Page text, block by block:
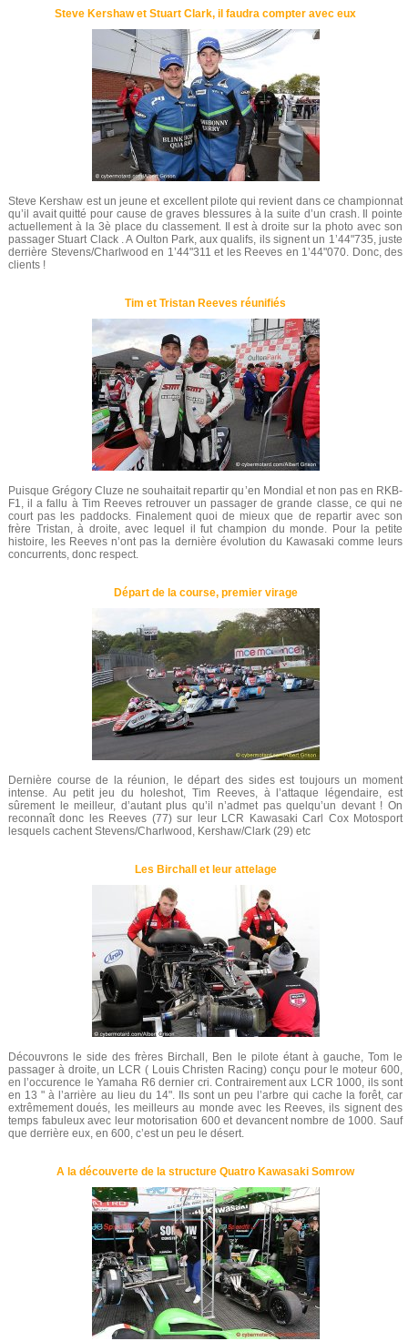
Steve Kershaw et Stuart Clark, il faudra compter avec eux
Steve Kershaw est un jeune et excellent pilote qui revient dans ce championnat
qu’il avait quitté pour cause de graves blessures à la suite d’un crash. Il pointe
actuellement à la 3è place du classement. Il est à droite sur la photo avec son
passager Stuart Clack . A Oulton Park, aux qualifs, ils signent un 1’44"735, juste
derrière Stevens/Charlwood en 1’44"311 et les Reeves en 1’44"070. Donc, des
clients !
Tim et Tristan Reeves réunifiés
Puisque Grégory Cluze ne souhaitait repartir qu’en Mondial et non pas en RKB-
F1, il a fallu à Tim Reeves retrouver un passager de grande classe, ce qui ne
court pas les paddocks. Finalement quoi de mieux que de repartir avec son
frère Tristan, à droite, avec lequel il fut champion du monde. Pour la petite
histoire, les Reeves n’ont pas la dernière évolution du Kawasaki comme leurs
concurrents, donc respect.
Départ de la course, premier virage
Dernière course de la réunion, le départ des sides est toujours un moment
intense. Au petit jeu du holeshot, Tim Reeves, à l’attaque légendaire, est
sûrement le meilleur, d’autant plus qu’il n’admet pas quelqu’un devant ! On
reconnaît donc les Reeves (77) sur leur LCR Kawasaki Carl Cox Motosport
lesquels cachent Stevens/Charlwood, Kershaw/Clark (29) etc
Les Birchall et leur attelage
Découvrons le side des frères Birchall, Ben le pilote étant à gauche, Tom le
passager à droite, un LCR ( Louis Christen Racing) conçu pour le moteur 600,
en l’occurence le Yamaha R6 dernier cri. Contrairement aux LCR 1000, ils sont
en 13 " à l’arrière au lieu du 14". Ils sont un peu l’arbre qui cache la forêt, car
extrêmement doués, les meilleurs au monde avec les Reeves, ils signent des
temps fabuleux avec leur motorisation 600 et devancent nombre de 1000. Sauf
que derrière eux, en 600, c’est un peu le désert.
A la découverte de la structure Quatro Kawasaki Somrow